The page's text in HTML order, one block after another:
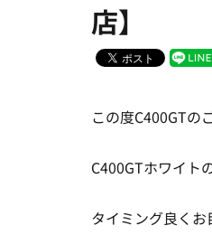
店】
この度C400GTの
C400GTホワイト
タイミング良く